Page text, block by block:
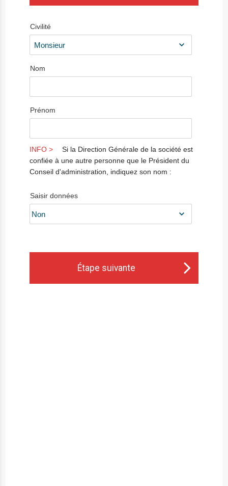
Civilité
Nom
Prénom
Si la Direction Générale de la société est
confiée à une autre personne que le Président du
Conseil d'administration, indiquez son nom :
Saisir données